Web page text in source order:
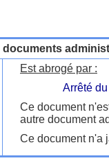
documents
Est abrogé par :
Arrêté
Ce document
autre document
Ce document n'a